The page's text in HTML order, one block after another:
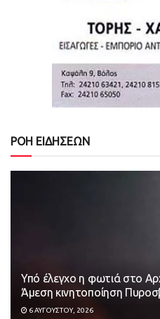
ΡΟΗ ΕΙΔΗΣΕΩΝ
Υπό έλεγχο η φωτιά στο
Άμεση κινητοποίηση
6 ΑΥΓΟΎΣΤΟΥ, 2026